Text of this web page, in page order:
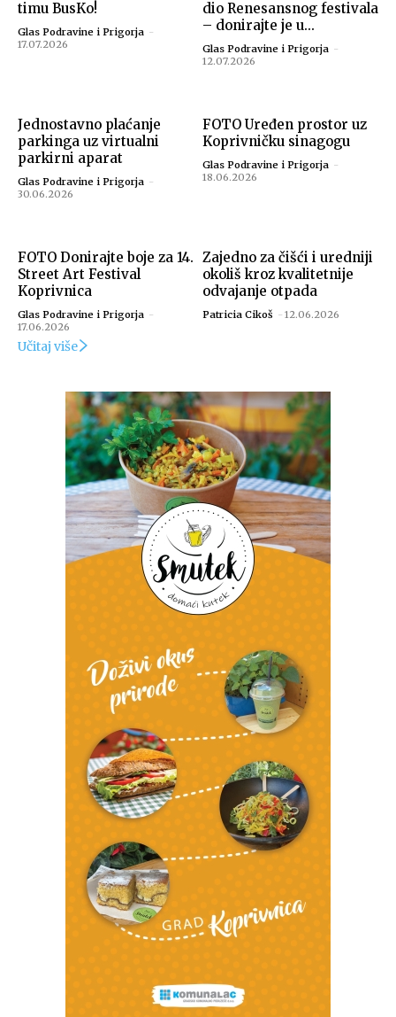
timu BusKo!
Glas Podravine i Prigorja -
17.07.2026
dio Renesansnog festivala
– donirajte je u...
Glas Podravine i Prigorja -
12.07.2026
Jednostavno plaćanje
parkinga uz virtualni
parkirni aparat
Glas Podravine i Prigorja -
30.06.2026
FOTO Uređen prostor uz
Koprivničku sinagogu
Glas Podravine i Prigorja -
18.06.2026
FOTO Donirajte boje za 14.
Street Art Festival
Koprivnica
Glas Podravine i Prigorja -
17.06.2026
Zajedno za čišći i uredniji
okoliš kroz kvalitetnije
odvajanje otpada
Patricia Cikoš - 12.06.2026
Učitaj više